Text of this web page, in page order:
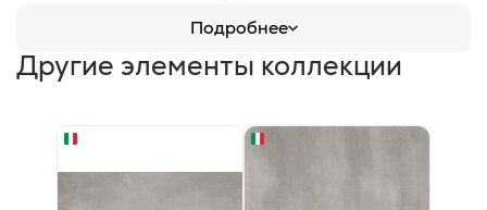
Подробнее
Другие элементы коллекции